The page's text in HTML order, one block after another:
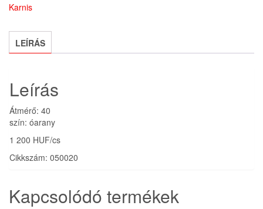
Karnis
LEÍRÁS
Leírás
Átmérő: 40
szín: óarany
1 200 HUF/cs
Cikkszám: 050020
Kapcsolódó termékek